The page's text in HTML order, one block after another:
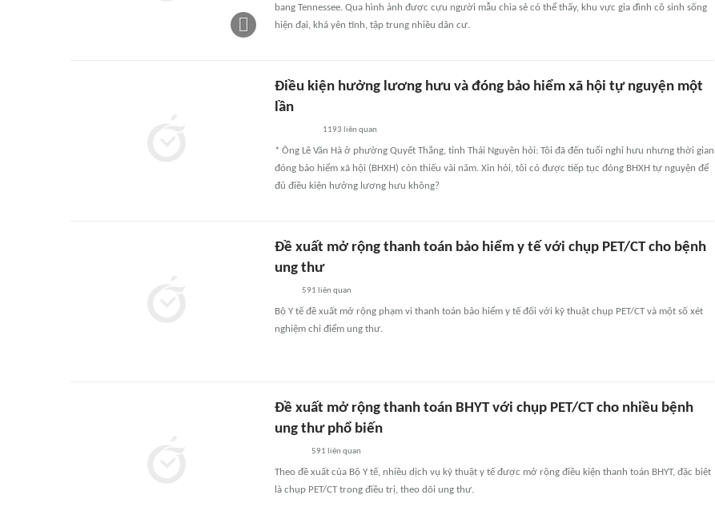
bang Tennessee. Qua hình ảnh được cựu người mẫu chia sẻ có thể thấy, khu vực gia đình cô sinh sống
hiện đại, khá yên tĩnh, tập trung nhiều dân cư.
Điều kiện hưởng lương hưu và đóng bảo hiểm xã hội tự nguyện một
lần
1193 liên quan
* Ông Lê Văn Hà ở phường Quyết Thắng, tỉnh Thái Nguyên hỏi: Tôi đã đến tuổi nghỉ hưu nhưng thời gian
đóng bảo hiểm xã hội (BHXH) còn thiếu vài năm. Xin hỏi, tôi có được tiếp tục đóng BHXH tự nguyện để
đủ điều kiện hưởng lương hưu không?
Đề xuất mở rộng thanh toán bảo hiểm y tế với chụp PET/CT cho bệnh
ung thư
591 liên quan
Bộ Y tế đề xuất mở rộng phạm vi thanh toán bảo hiểm y tế đối với kỹ thuật chụp PET/CT và một số xét
nghiệm chỉ điểm ung thư.
Đề xuất mở rộng thanh toán BHYT với chụp PET/CT cho nhiều bệnh
ung thư phổ biến
591 liên quan
Theo đề xuất của Bộ Y tế, nhiều dịch vụ kỹ thuật y tế được mở rộng điều kiện thanh toán BHYT, đặc biệt
là chụp PET/CT trong điều trị, theo dõi ung thư.